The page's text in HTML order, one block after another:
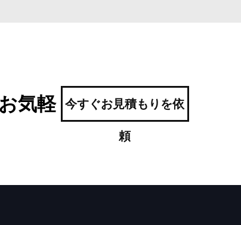
気軽
今すぐお見積もりを依
頼